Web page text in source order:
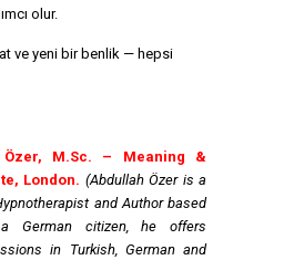
olur.
ve yeni bir benlik — hepsi
M.Sc. – Meaning &
London. (Abdullah Özer is a
and Author based
German citizen, he offers
in Turkish, German and